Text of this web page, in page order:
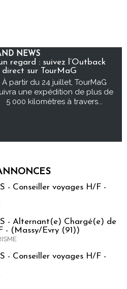
NEWS
regard : suivez l’Outback
sur TourMaG
À partir du 24 juillet, TourMaG
une expédition de plus de
5 000 kilomètres à travers...
- Conseiller voyages H/F -
- Alternant(e) Chargé(e) de
- (Massy/Evry (91))
- Conseiller voyages H/F -